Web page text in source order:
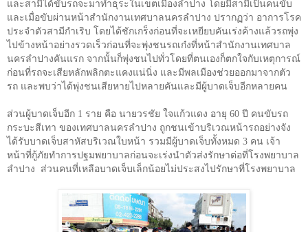
และสามีได้ขับรถจะมาทำธุระในเขตเมืองลำปาง โดยมีสามีเป็นคนขับ
และเมื่อขับผ่านหน้าสำนักงานเทศบาลนครลำปาง ปรากฏว่า อาการโรค
ประจำตัวสามีกำเริบ โดยได้ชักเกร็งก่อนที่จะเหยียบคันเร่งค้างแล้วรถพุ่ง
ไปข้างหน้าอย่างรวดเร็วก่อนที่จะพุ่งชนรถเก๋งที่หน้าสำนักงานเทศบาล
นครลำปางคันแรก จากนั้นก็พุ่งชนไปทั่วโดยที่ตนเองก็ตกใจกับเหตุการณ์
ก่อนที่รถจะเสียหลักพลิกตะแคงแน่นิ่ง และมีพลเมืองช่วยออกมาจากตัว
รถ และพบว่าได้พุ่งชนเสียหายไปหลายคันและมีผู้บาดเจ็บอีกหลายคน
ส่วนผู้บาดเจ็บอีก 1 ราย คือ นายวรชัย ใจแก้วแดง อายุ 60 ปี คนขับรถ
กระบะสีเทา ของเทศบาลนครลำปาง ถูกชนเข้าบริเวณหน้ารถอย่างจัง
ได้รับบาดเจ็บสาหัสบริเวณใบหน้า รวมมีผู้บาดเจ็บทั้งหมด 3 คน เจ้า
หน้าที่กู้ภัยทำการปฐมพยาบาลก่อนจะเร่งนำตัวส่งรักษาต่อที่โรงพยาบาล
ลำปาง ส่วนคนที่เหลือบาดเจ็บเล็กน้อยไม่ประสงไปรักษาที่โรงพยาบาล